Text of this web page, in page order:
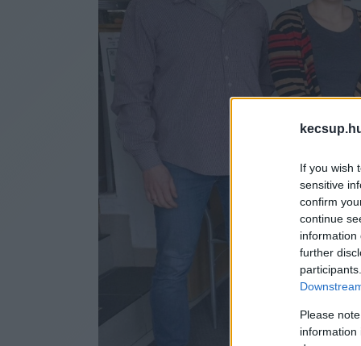
If you wish
sensitive
confirm
continue
information
further
Please
information